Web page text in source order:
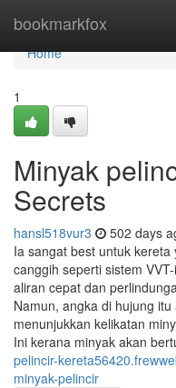
bookmarkfox
Home
Home
1
Minyak
Secrets
hansl518vur3 502 days
Ia sangat best untuk
canggih seperti sistem
aliran cepat dan
Namun, angka di hujung
menunjukkan kelikatan
Ini kerana minyak akan
pelincir-
minyak-pelincir